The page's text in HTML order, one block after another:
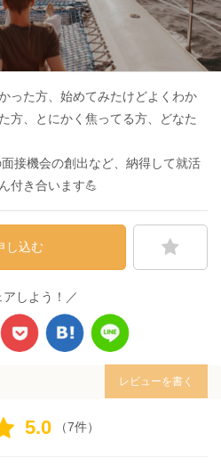
った方、始めてみたけどよくわか
方、とにかく焦ってる方、どなた
接機会の創出など、納得して就活
付き合います💪
し込む
アしよう！／
レビューを書く
5.0 （7件）